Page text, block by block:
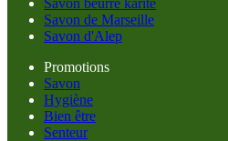
Savon beurre karité
Savon de Marseille
Savon d'Alep
Promotions
Savon
Hygiène
Bien être
Senteur